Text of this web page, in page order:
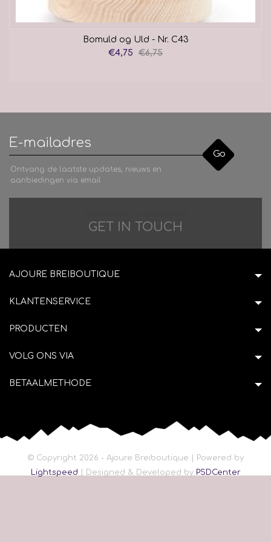
Bomuld og Uld - Nr. C43
€4,75
€6,75
Go
Ontvang de laatste updates, nieuws en
aanbiedingen via email
GET IN TOUCH
AJOURE BREIBOUTIQUE
KLANTENSERVICE
PRODUCTEN
VOLG ONS VIA
BETAALMETHODE
© Copyright 2026 - Ajoure Breiboutique | Powered by
Lightspeed | Designed & Developed by PSDCenter